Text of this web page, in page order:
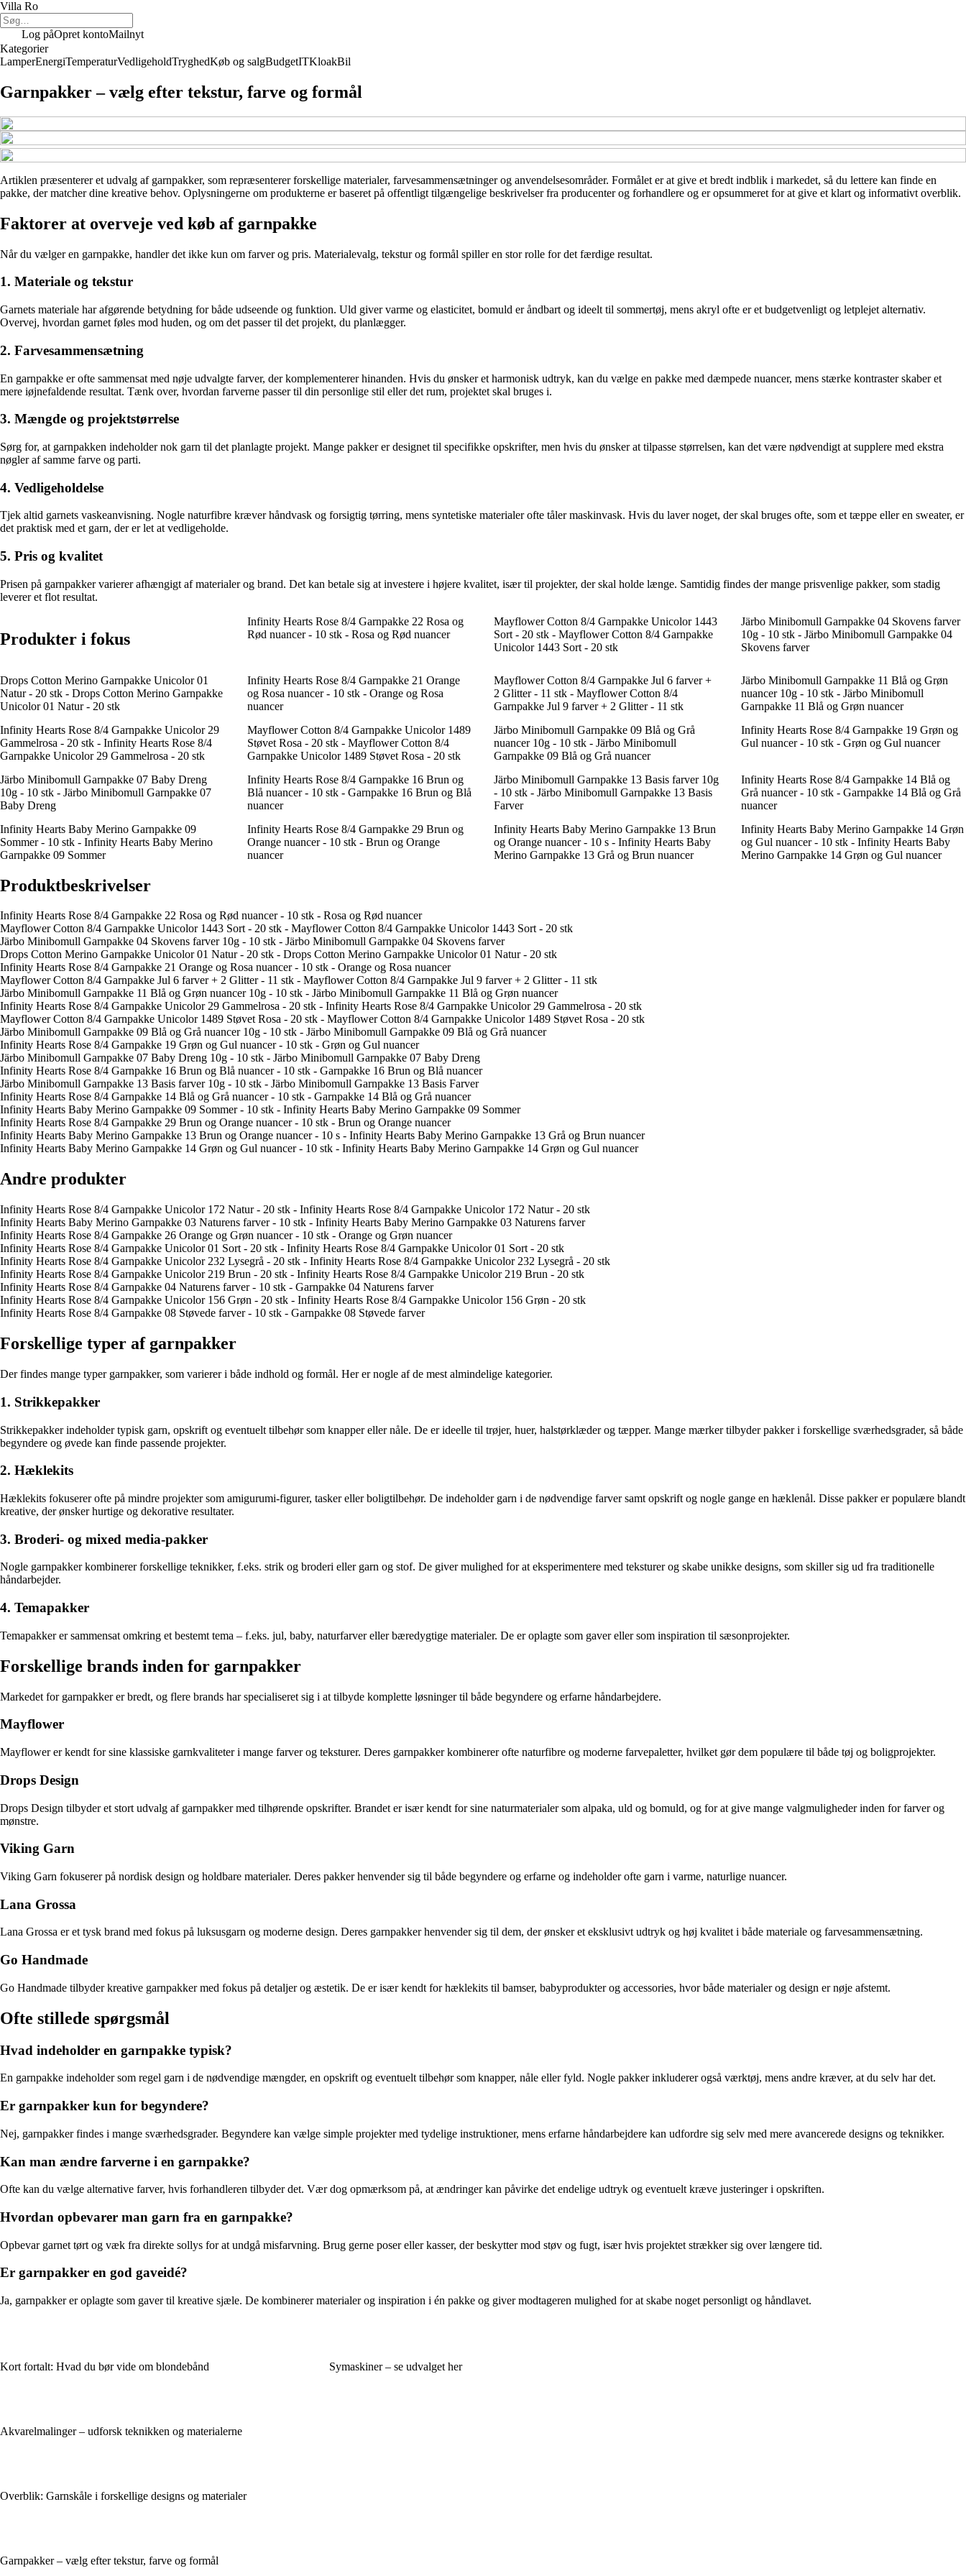
Villa Ro
Log påOpret kontoMailnyt
Kategorier
LamperEnergiTemperaturVedligeholdTryghedKøb og salgBudgetITKloakBil
Garnpakker – vælg efter tekstur, farve og formål
Artiklen præsenterer et udvalg af garnpakker, som repræsenterer forskellige materialer, farvesammensætninger og anvendelsesområder. Formålet er at give et bredt indblik i markedet, så du lettere kan finde en
pakke, der matcher dine kreative behov. Oplysningerne om produkterne er baseret på offentligt tilgængelige beskrivelser fra producenter og forhandlere og er opsummeret for at give et klart og informativt overblik.
Faktorer at overveje ved køb af garnpakke
Når du vælger en garnpakke, handler det ikke kun om farver og pris. Materialevalg, tekstur og formål spiller en stor rolle for det færdige resultat.
1. Materiale og tekstur
Garnets materiale har afgørende betydning for både udseende og funktion. Uld giver varme og elasticitet, bomuld er åndbart og ideelt til sommertøj, mens akryl ofte er et budgetvenligt og letplejet alternativ.
Overvej, hvordan garnet føles mod huden, og om det passer til det projekt, du planlægger.
2. Farvesammensætning
En garnpakke er ofte sammensat med nøje udvalgte farver, der komplementerer hinanden. Hvis du ønsker et harmonisk udtryk, kan du vælge en pakke med dæmpede nuancer, mens stærke kontraster skaber et
mere iøjnefaldende resultat. Tænk over, hvordan farverne passer til din personlige stil eller det rum, projektet skal bruges i.
3. Mængde og projektstørrelse
Sørg for, at garnpakken indeholder nok garn til det planlagte projekt. Mange pakker er designet til specifikke opskrifter, men hvis du ønsker at tilpasse størrelsen, kan det være nødvendigt at supplere med ekstra
nøgler af samme farve og parti.
4. Vedligeholdelse
Tjek altid garnets vaskeanvisning. Nogle naturfibre kræver håndvask og forsigtig tørring, mens syntetiske materialer ofte tåler maskinvask. Hvis du laver noget, der skal bruges ofte, som et tæppe eller en sweater, er
det praktisk med et garn, der er let at vedligeholde.
5. Pris og kvalitet
Prisen på garnpakker varierer afhængigt af materialer og brand. Det kan betale sig at investere i højere kvalitet, især til projekter, der skal holde længe. Samtidig findes der mange prisvenlige pakker, som stadig
leverer et flot resultat.
Produkter i fokus
Infinity Hearts Rose 8/4 Garnpakke 22 Rosa og
Rød nuancer - 10 stk - Rosa og Rød nuancer
Mayflower Cotton 8/4 Garnpakke Unicolor 1443
Sort - 20 stk - Mayflower Cotton 8/4 Garnpakke
Unicolor 1443 Sort - 20 stk
Järbo Minibomull Garnpakke 04 Skovens farver
10g - 10 stk - Järbo Minibomull Garnpakke 04
Skovens farver
Drops Cotton Merino Garnpakke Unicolor 01
Natur - 20 stk - Drops Cotton Merino Garnpakke
Unicolor 01 Natur - 20 stk
Infinity Hearts Rose 8/4 Garnpakke 21 Orange
og Rosa nuancer - 10 stk - Orange og Rosa
nuancer
Mayflower Cotton 8/4 Garnpakke Jul 6 farver +
2 Glitter - 11 stk - Mayflower Cotton 8/4
Garnpakke Jul 9 farver + 2 Glitter - 11 stk
Järbo Minibomull Garnpakke 11 Blå og Grøn
nuancer 10g - 10 stk - Järbo Minibomull
Garnpakke 11 Blå og Grøn nuancer
Infinity Hearts Rose 8/4 Garnpakke Unicolor 29
Gammelrosa - 20 stk - Infinity Hearts Rose 8/4
Garnpakke Unicolor 29 Gammelrosa - 20 stk
Mayflower Cotton 8/4 Garnpakke Unicolor 1489
Støvet Rosa - 20 stk - Mayflower Cotton 8/4
Garnpakke Unicolor 1489 Støvet Rosa - 20 stk
Järbo Minibomull Garnpakke 09 Blå og Grå
nuancer 10g - 10 stk - Järbo Minibomull
Garnpakke 09 Blå og Grå nuancer
Infinity Hearts Rose 8/4 Garnpakke 19 Grøn og
Gul nuancer - 10 stk - Grøn og Gul nuancer
Järbo Minibomull Garnpakke 07 Baby Dreng
10g - 10 stk - Järbo Minibomull Garnpakke 07
Baby Dreng
Infinity Hearts Rose 8/4 Garnpakke 16 Brun og
Blå nuancer - 10 stk - Garnpakke 16 Brun og Blå
nuancer
Järbo Minibomull Garnpakke 13 Basis farver 10g
- 10 stk - Järbo Minibomull Garnpakke 13 Basis
Farver
Infinity Hearts Rose 8/4 Garnpakke 14 Blå og
Grå nuancer - 10 stk - Garnpakke 14 Blå og Grå
nuancer
Infinity Hearts Baby Merino Garnpakke 09
Sommer - 10 stk - Infinity Hearts Baby Merino
Garnpakke 09 Sommer
Infinity Hearts Rose 8/4 Garnpakke 29 Brun og
Orange nuancer - 10 stk - Brun og Orange
nuancer
Infinity Hearts Baby Merino Garnpakke 13 Brun
og Orange nuancer - 10 s - Infinity Hearts Baby
Merino Garnpakke 13 Grå og Brun nuancer
Infinity Hearts Baby Merino Garnpakke 14 Grøn
og Gul nuancer - 10 stk - Infinity Hearts Baby
Merino Garnpakke 14 Grøn og Gul nuancer
Produktbeskrivelser
Infinity Hearts Rose 8/4 Garnpakke 22 Rosa og Rød nuancer - 10 stk - Rosa og Rød nuancer
Mayflower Cotton 8/4 Garnpakke Unicolor 1443 Sort - 20 stk - Mayflower Cotton 8/4 Garnpakke Unicolor 1443 Sort - 20 stk
Järbo Minibomull Garnpakke 04 Skovens farver 10g - 10 stk - Järbo Minibomull Garnpakke 04 Skovens farver
Drops Cotton Merino Garnpakke Unicolor 01 Natur - 20 stk - Drops Cotton Merino Garnpakke Unicolor 01 Natur - 20 stk
Infinity Hearts Rose 8/4 Garnpakke 21 Orange og Rosa nuancer - 10 stk - Orange og Rosa nuancer
Mayflower Cotton 8/4 Garnpakke Jul 6 farver + 2 Glitter - 11 stk - Mayflower Cotton 8/4 Garnpakke Jul 9 farver + 2 Glitter - 11 stk
Järbo Minibomull Garnpakke 11 Blå og Grøn nuancer 10g - 10 stk - Järbo Minibomull Garnpakke 11 Blå og Grøn nuancer
Infinity Hearts Rose 8/4 Garnpakke Unicolor 29 Gammelrosa - 20 stk - Infinity Hearts Rose 8/4 Garnpakke Unicolor 29 Gammelrosa - 20 stk
Mayflower Cotton 8/4 Garnpakke Unicolor 1489 Støvet Rosa - 20 stk - Mayflower Cotton 8/4 Garnpakke Unicolor 1489 Støvet Rosa - 20 stk
Järbo Minibomull Garnpakke 09 Blå og Grå nuancer 10g - 10 stk - Järbo Minibomull Garnpakke 09 Blå og Grå nuancer
Infinity Hearts Rose 8/4 Garnpakke 19 Grøn og Gul nuancer - 10 stk - Grøn og Gul nuancer
Järbo Minibomull Garnpakke 07 Baby Dreng 10g - 10 stk - Järbo Minibomull Garnpakke 07 Baby Dreng
Infinity Hearts Rose 8/4 Garnpakke 16 Brun og Blå nuancer - 10 stk - Garnpakke 16 Brun og Blå nuancer
Järbo Minibomull Garnpakke 13 Basis farver 10g - 10 stk - Järbo Minibomull Garnpakke 13 Basis Farver
Infinity Hearts Rose 8/4 Garnpakke 14 Blå og Grå nuancer - 10 stk - Garnpakke 14 Blå og Grå nuancer
Infinity Hearts Baby Merino Garnpakke 09 Sommer - 10 stk - Infinity Hearts Baby Merino Garnpakke 09 Sommer
Infinity Hearts Rose 8/4 Garnpakke 29 Brun og Orange nuancer - 10 stk - Brun og Orange nuancer
Infinity Hearts Baby Merino Garnpakke 13 Brun og Orange nuancer - 10 s - Infinity Hearts Baby Merino Garnpakke 13 Grå og Brun nuancer
Infinity Hearts Baby Merino Garnpakke 14 Grøn og Gul nuancer - 10 stk - Infinity Hearts Baby Merino Garnpakke 14 Grøn og Gul nuancer
Andre produkter
Infinity Hearts Rose 8/4 Garnpakke Unicolor 172 Natur - 20 stk - Infinity Hearts Rose 8/4 Garnpakke Unicolor 172 Natur - 20 stk
Infinity Hearts Baby Merino Garnpakke 03 Naturens farver - 10 stk - Infinity Hearts Baby Merino Garnpakke 03 Naturens farver
Infinity Hearts Rose 8/4 Garnpakke 26 Orange og Grøn nuancer - 10 stk - Orange og Grøn nuancer
Infinity Hearts Rose 8/4 Garnpakke Unicolor 01 Sort - 20 stk - Infinity Hearts Rose 8/4 Garnpakke Unicolor 01 Sort - 20 stk
Infinity Hearts Rose 8/4 Garnpakke Unicolor 232 Lysegrå - 20 stk - Infinity Hearts Rose 8/4 Garnpakke Unicolor 232 Lysegrå - 20 stk
Infinity Hearts Rose 8/4 Garnpakke Unicolor 219 Brun - 20 stk - Infinity Hearts Rose 8/4 Garnpakke Unicolor 219 Brun - 20 stk
Infinity Hearts Rose 8/4 Garnpakke 04 Naturens farver - 10 stk - Garnpakke 04 Naturens farver
Infinity Hearts Rose 8/4 Garnpakke Unicolor 156 Grøn - 20 stk - Infinity Hearts Rose 8/4 Garnpakke Unicolor 156 Grøn - 20 stk
Infinity Hearts Rose 8/4 Garnpakke 08 Støvede farver - 10 stk - Garnpakke 08 Støvede farver
Forskellige typer af garnpakker
Der findes mange typer garnpakker, som varierer i både indhold og formål. Her er nogle af de mest almindelige kategorier.
1. Strikkepakker
Strikkepakker indeholder typisk garn, opskrift og eventuelt tilbehør som knapper eller nåle. De er ideelle til trøjer, huer, halstørklæder og tæpper. Mange mærker tilbyder pakker i forskellige sværhedsgrader, så både
begyndere og øvede kan finde passende projekter.
2. Hæklekits
Hæklekits fokuserer ofte på mindre projekter som amigurumi-figurer, tasker eller boligtilbehør. De indeholder garn i de nødvendige farver samt opskrift og nogle gange en hæklenål. Disse pakker er populære blandt
kreative, der ønsker hurtige og dekorative resultater.
3. Broderi- og mixed media-pakker
Nogle garnpakker kombinerer forskellige teknikker, f.eks. strik og broderi eller garn og stof. De giver mulighed for at eksperimentere med teksturer og skabe unikke designs, som skiller sig ud fra traditionelle
håndarbejder.
4. Temapakker
Temapakker er sammensat omkring et bestemt tema – f.eks. jul, baby, naturfarver eller bæredygtige materialer. De er oplagte som gaver eller som inspiration til sæsonprojekter.
Forskellige brands inden for garnpakker
Markedet for garnpakker er bredt, og flere brands har specialiseret sig i at tilbyde komplette løsninger til både begyndere og erfarne håndarbejdere.
Mayflower
Mayflower er kendt for sine klassiske garnkvaliteter i mange farver og teksturer. Deres garnpakker kombinerer ofte naturfibre og moderne farvepaletter, hvilket gør dem populære til både tøj og boligprojekter.
Drops Design
Drops Design tilbyder et stort udvalg af garnpakker med tilhørende opskrifter. Brandet er især kendt for sine naturmaterialer som alpaka, uld og bomuld, og for at give mange valgmuligheder inden for farver og
mønstre.
Viking Garn
Viking Garn fokuserer på nordisk design og holdbare materialer. Deres pakker henvender sig til både begyndere og erfarne og indeholder ofte garn i varme, naturlige nuancer.
Lana Grossa
Lana Grossa er et tysk brand med fokus på luksusgarn og moderne design. Deres garnpakker henvender sig til dem, der ønsker et eksklusivt udtryk og høj kvalitet i både materiale og farvesammensætning.
Go Handmade
Go Handmade tilbyder kreative garnpakker med fokus på detaljer og æstetik. De er især kendt for hæklekits til bamser, babyprodukter og accessories, hvor både materialer og design er nøje afstemt.
Ofte stillede spørgsmål
Hvad indeholder en garnpakke typisk?
En garnpakke indeholder som regel garn i de nødvendige mængder, en opskrift og eventuelt tilbehør som knapper, nåle eller fyld. Nogle pakker inkluderer også værktøj, mens andre kræver, at du selv har det.
Er garnpakker kun for begyndere?
Nej, garnpakker findes i mange sværhedsgrader. Begyndere kan vælge simple projekter med tydelige instruktioner, mens erfarne håndarbejdere kan udfordre sig selv med mere avancerede designs og teknikker.
Kan man ændre farverne i en garnpakke?
Ofte kan du vælge alternative farver, hvis forhandleren tilbyder det. Vær dog opmærksom på, at ændringer kan påvirke det endelige udtryk og eventuelt kræve justeringer i opskriften.
Hvordan opbevarer man garn fra en garnpakke?
Opbevar garnet tørt og væk fra direkte sollys for at undgå misfarvning. Brug gerne poser eller kasser, der beskytter mod støv og fugt, især hvis projektet strækker sig over længere tid.
Er garnpakker en god gaveidé?
Ja, garnpakker er oplagte som gaver til kreative sjæle. De kombinerer materialer og inspiration i én pakke og giver modtageren mulighed for at skabe noget personligt og håndlavet.
Kort fortalt: Hvad du bør vide om blondebånd
Akvarelmalinger – udforsk teknikken og materialerne
Overblik: Garnskåle i forskellige designs og materialer
Garnpakker – vælg efter tekstur, farve og formål
Symaskiner – se udvalget her